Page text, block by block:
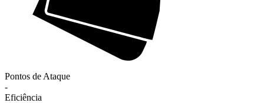
Pontos de Ataque
-
Eficiência